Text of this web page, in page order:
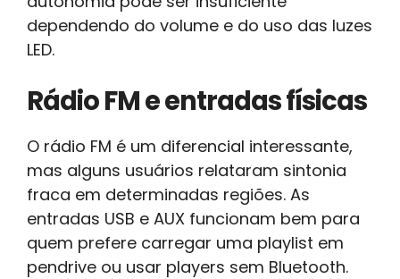
dependendo do volume e do uso das luzes
LED.
Rádio FM e entradas físicas
O rádio FM é um diferencial interessante,
mas alguns usuários relataram sintonia
fraca em determinadas regiões. As
entradas USB e AUX funcionam bem para
quem prefere carregar uma playlist em
pendrive ou usar players sem Bluetooth.